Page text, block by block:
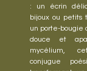
: un écrin
bijoux ou petits
un porte-bougie
douce et
mycélium,
conjugue